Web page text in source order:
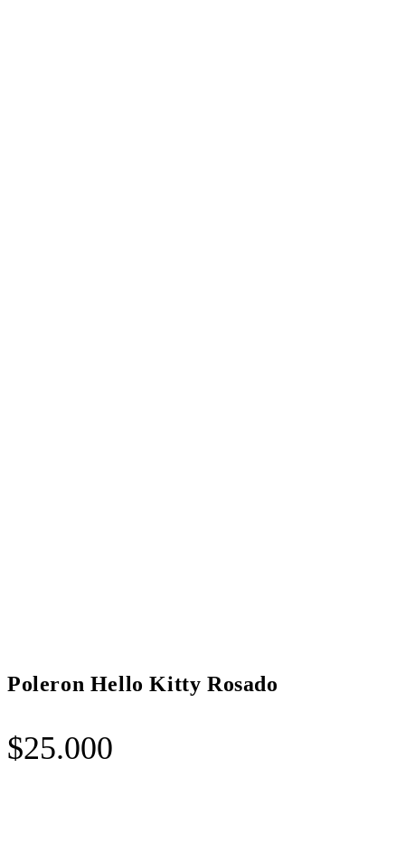
Poleron Hello Kitty Rosado
$25.000